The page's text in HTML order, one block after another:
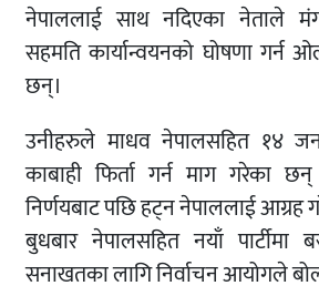
नेपाललाई साथ नदिएका नेताले
सहमति कार्यान्वयनको घोषणा गर्न
छन्।
उनीहरुले माधव नेपालसहित १४
काबाही फिर्ता गर्न माग गरेका
निर्णयबाट पछि हट्न नेपाललाई आग्रह
बुधबार नेपालसहित नयाँ पार्टीमा
सनाखतका लागि निर्वाचन आयोगले